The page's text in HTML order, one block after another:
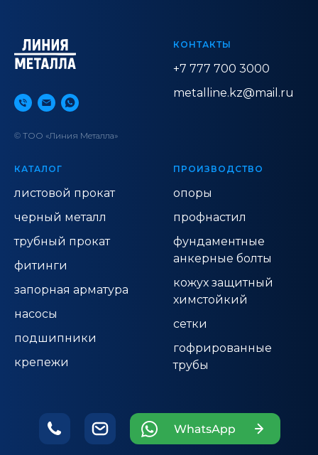
© ТОО «Линия Металла»
КОНТАКТЫ
+7 777 700 3000
metalline.kz@mail.ru
КАТАЛОГ
листовой прокат
черный металл
трубный прокат
фитинги
запорная арматура
насосы
подшипники
крепежи
ПРОИЗВОДСТВО
опоры
профнастил
фундаментные
анкерные болты
кожух защитный
химстойкий
сетки
гофрированные
трубы